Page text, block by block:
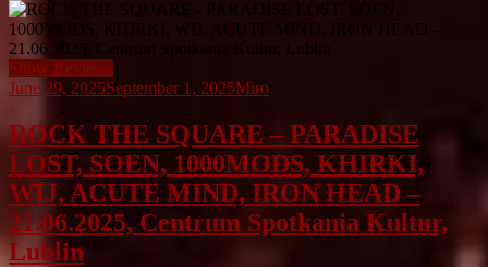
Show Reviews
June 29, 2025September 1, 2025Miro
ROCK THE SQUARE – PARADISE
LOST, SOEN, 1000MODS, KHIRKI,
WIJ, ACUTE MIND, IRON HEAD –
21.06.2025, Centrum Spotkania Kultur,
Lublin